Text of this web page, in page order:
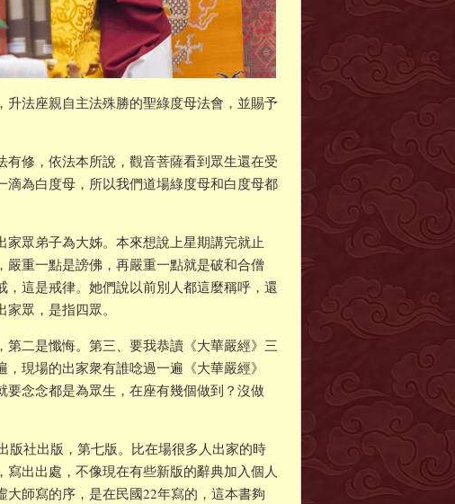
法座親自主法殊勝的聖綠度母法會，並賜予
修，依法本所說，觀音菩薩看到眾生還在受
為白度母，所以我們道場綠度母和白度母都
眾弟子為大姊。本來想說上星期講完就止
重一點是謗佛，再嚴重一點就是破和合僧
這是戒律。她們說以前別人都這麼稱呼，還
眾，是指四眾。
二是懺悔。第三、要我恭讀《大華嚴經》三
現場的出家衆有誰唸過一遍《大華嚴經》
念念都是為眾生，在座有幾個做到？沒做
版社出版，第七版。比在場很多人出家的時
出出處，不像現在有些新版的辭典加入個人
師寫的序，是在民國22年寫的，這本書夠